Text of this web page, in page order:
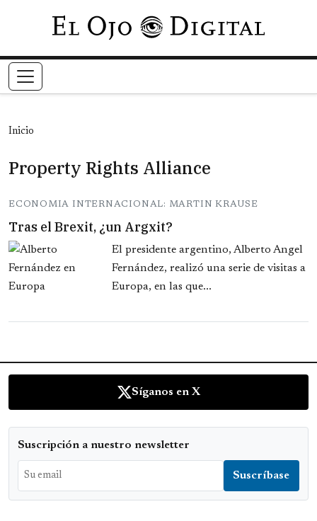
Pasar al contenido principal
Inicio
Property Rights Alliance
ECONOMIA INTERNACIONAL: MARTIN KRAUSE
Tras el Brexit, ¿un Argxit?
El presidente argentino, Alberto Angel
Fernández, realizó una serie de visitas a
Europa, en las que...
Síganos en X
Suscripción a nuestro newsletter